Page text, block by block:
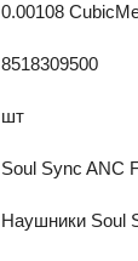
0.00108
8518309500
шт
Soul Sync ANC
Наушники Soul